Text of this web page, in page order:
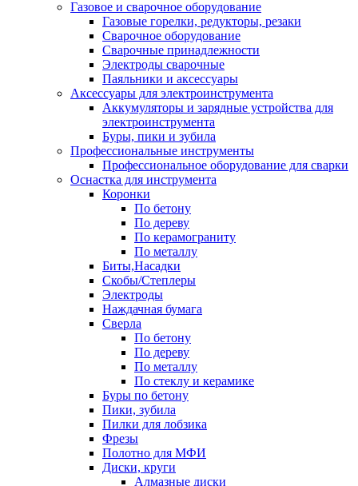
Газовое и сварочное оборудование
Газовые горелки, редукторы, резаки
Сварочное оборудование
Сварочные принадлежности
Электроды сварочные
Паяльники и аксессуары
Аксессуары для электроинструмента
Аккумуляторы и зарядные устройства для
электроинструмента
Буры, пики и зубила
Профессиональные инструменты
Профессиональное оборудование для сварки
Оснастка для инструмента
Коронки
По бетону
По дереву
По керамограниту
По металлу
Биты,Насадки
Скобы/Степлеры
Электроды
Наждачная бумага
Сверла
По бетону
По дереву
По металлу
По стеклу и керамике
Буры по бетону
Пики, зубила
Пилки для лобзика
Фрезы
Полотно для МФИ
Диски, круги
Алмазные диски